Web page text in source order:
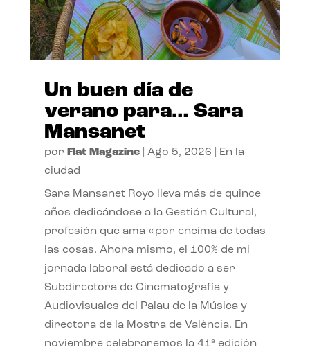
Un buen día de
verano para… Sara
Mansanet
por Flat Magazine| Ago 5, 2026
En la
ciudad
Sara Mansanet Royo lleva más de quince
años dedicándose a la Gestión Cultural,
profesión que ama «por encima de todas
las cosas. Ahora mismo, el 100% de mi
jornada laboral está dedicado a ser
Subdirectora de Cinematografía y
Audiovisuales del Palau de la Música y
directora de la Mostra de València. En
noviembre celebraremos la 41ª edición